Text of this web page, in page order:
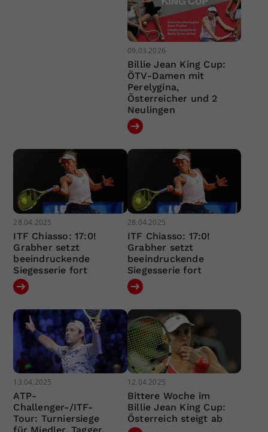
09.03.2026
Billie Jean King Cup:
ÖTV-Damen mit
Perelygina,
Österreicher und 2
Neulingen
28.04.2025
ITF Chiasso: 17:0!
Grabher setzt
beeindruckende
Siegesserie fort
28.04.2025
ITF Chiasso: 17:0!
Grabher setzt
beeindruckende
Siegesserie fort
13.04.2025
ATP-
Challenger-/ITF-
Tour: Turniersiege
12.04.2025
Bittere Woche im
Billie Jean King Cup:
Österreich steigt ab